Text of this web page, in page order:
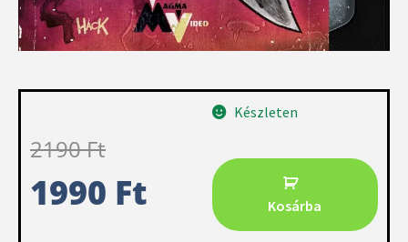
2190Ft
1990 Ft
Készleten
Kosárba